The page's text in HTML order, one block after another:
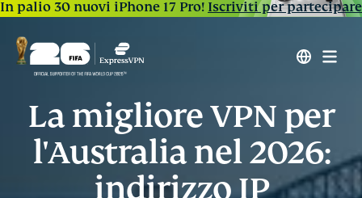
In palio 30 nuovi iPhone 17 Pro! Iscriviti per partecipare
La migliore VPN per
l'Australia nel 2026:
indirizzo IP